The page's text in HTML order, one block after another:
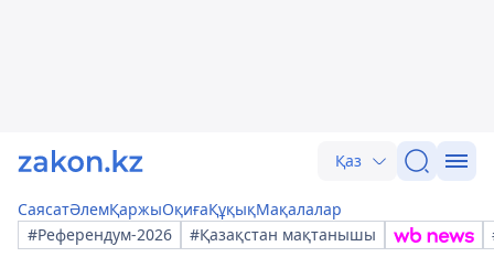
Қаз
СаясатӘлемҚаржыОқиғаҚұқықМақалалар
#Референдум-2026
#Қазақстан мақтанышы